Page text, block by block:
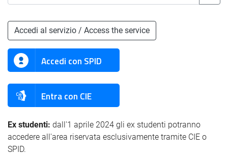
Accedi al servizio / Access the service
Accedi con SPID
Entra con CIE
Ex studenti: dall'1 aprile 2024 gli ex studenti potranno
accedere all'area riservata esclusivamente tramite CIE o
SPID.